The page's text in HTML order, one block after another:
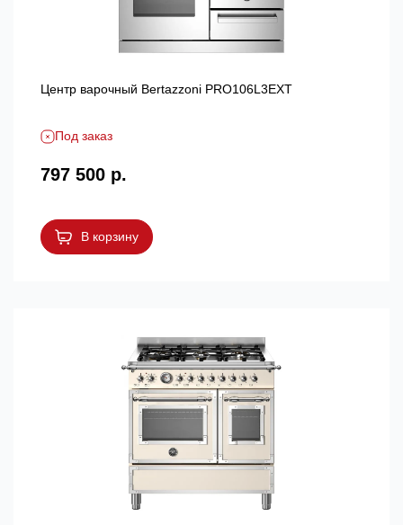
Центр варочный Bertazzoni PRO106L3EXT
Под заказ
797 500 р.
В корзину